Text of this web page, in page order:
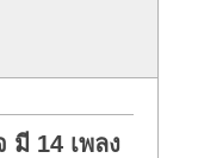
มี 14 เพลง